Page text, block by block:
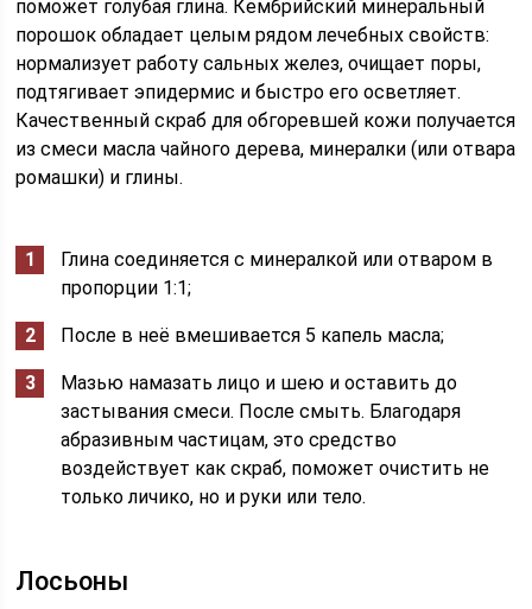
поможет голубая глина. Кембрийский минеральный
порошок обладает целым рядом лечебных свойств:
нормализует работу сальных желез, очищает поры,
подтягивает эпидермис и быстро его осветляет.
Качественный скраб для обгоревшей кожи получается
из смеси масла чайного дерева, минералки (или отвара
ромашки) и глины.
Глина соединяется с минералкой или отваром в
пропорции 1:1;
После в неё вмешивается 5 капель масла;
Мазью намазать лицо и шею и оставить до
застывания смеси. После смыть. Благодаря
абразивным частицам, это средство
воздействует как скраб, поможет очистить не
только личико, но и руки или тело.
Лосьоны